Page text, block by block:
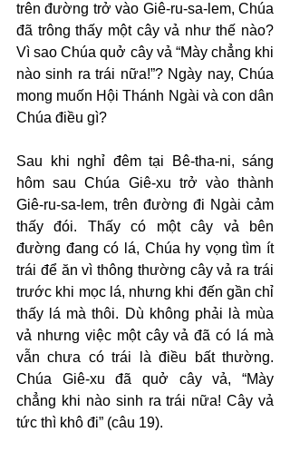
trên đường trở vào Giê-ru-sa-lem, Chúa
đã trông thấy một cây vả như thế nào?
Vì sao Chúa quở cây vả “Mày chẳng khi
nào sinh ra trái nữa!”? Ngày nay, Chúa
mong muốn Hội Thánh Ngài và con dân
Chúa điều gì?
Sau khi nghỉ đêm tại Bê-tha-ni, sáng
hôm sau Chúa Giê-xu trở vào thành
Giê-ru-sa-lem, trên đường đi Ngài cảm
thấy đói. Thấy có một cây vả bên
đường đang có lá, Chúa hy vọng tìm ít
trái để ăn vì thông thường cây vả ra trái
trước khi mọc lá, nhưng khi đến gần chỉ
thấy lá mà thôi. Dù không phải là mùa
vả nhưng việc một cây vả đã có lá mà
vẫn chưa có trái là điều bất thường.
Chúa Giê-xu đã quở cây vả, “Mày
chẳng khi nào sinh ra trái nữa! Cây vả
tức thì khô đi” (câu 19).